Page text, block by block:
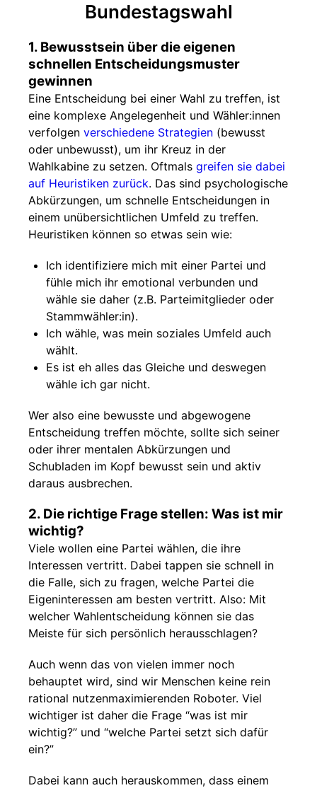
Bundestagswahl
1. Bewusstsein über die eigenen
schnellen Entscheidungsmuster
gewinnen
Eine Entscheidung bei einer Wahl zu treffen, ist
eine komplexe Angelegenheit und Wähler:innen
verfolgen verschiedene Strategien (bewusst
oder unbewusst), um ihr Kreuz in der
Wahlkabine zu setzen. Oftmals greifen sie dabei
auf Heuristiken zurück. Das sind psychologische
Abkürzungen, um schnelle Entscheidungen in
einem unübersichtlichen Umfeld zu treffen.
Heuristiken können so etwas sein wie:
Ich identifiziere mich mit einer Partei und
fühle mich ihr emotional verbunden und
wähle sie daher (z.B. Parteimitglieder oder
Stammwähler:in).
Ich wähle, was mein soziales Umfeld auch
wählt.
Es ist eh alles das Gleiche und deswegen
wähle ich gar nicht.
Wer also eine bewusste und abgewogene
Entscheidung treffen möchte, sollte sich seiner
oder ihrer mentalen Abkürzungen und
Schubladen im Kopf bewusst sein und aktiv
daraus ausbrechen.
2. Die richtige Frage stellen: Was ist mir
wichtig?
Viele wollen eine Partei wählen, die ihre
Interessen vertritt. Dabei tappen sie schnell in
die Falle, sich zu fragen, welche Partei die
Eigeninteressen am besten vertritt. Also: Mit
welcher Wahlentscheidung können sie das
Meiste für sich persönlich herausschlagen?
Auch wenn das von vielen immer noch
behauptet wird, sind wir Menschen keine rein
rational nutzenmaximierenden Roboter. Viel
wichtiger ist daher die Frage “was ist mir
wichtig?” und “welche Partei setzt sich dafür
ein?”
Dabei kann auch herauskommen, dass einem